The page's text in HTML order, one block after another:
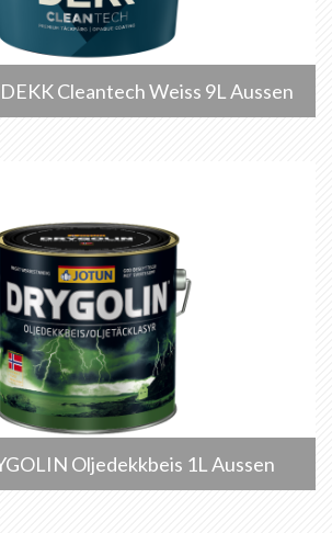
Cleantech Weiss 9L Aussen
Oljedekkbeis 1L Aussen